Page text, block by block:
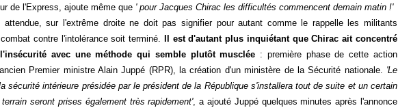
de l'Express, ajoute même que ' pour Jacques Chirac les difficultés commencent demain matin !'
sur l'extrême droite ne doit pas signifier pour autant comme le rappelle les militants
contre l'intolérance soit terminé.
Il est d'autant plus inquiétant que Chirac ait concentré
avec une méthode qui semble plutôt musclée : première phase de cette action
Premier ministre Alain Juppé (RPR), la création d'un ministère de la Sécurité nationale. 'Le
sécurité intérieure présidée par le président de la République s'installera tout de suite et un certain
seront prises également très rapidement', a ajouté Juppé quelques minutes après l'annonce